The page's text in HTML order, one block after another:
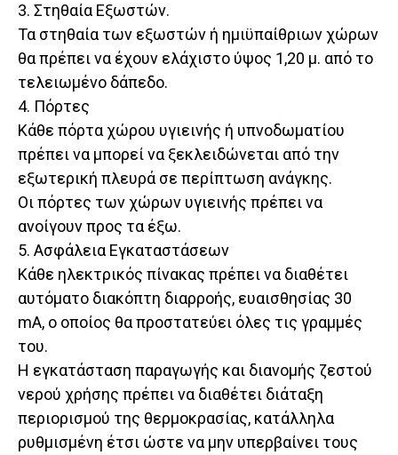
3. Στηθαία Εξωστών.
Τα στηθαία των εξωστών ή ημιϋπαίθριων χώρων
θα πρέπει να έχουν ελάχιστο ύψος 1,20 μ. από το
τελειωμένο δάπεδο.
4. Πόρτες
Κάθε πόρτα χώρου υγιεινής ή υπνοδωματίου
πρέπει να μπορεί να ξεκλειδώνεται από την
εξωτερική πλευρά σε περίπτωση ανάγκης.
Οι πόρτες των χώρων υγιεινής πρέπει να
ανοίγουν προς τα έξω.
5. Ασφάλεια Εγκαταστάσεων
Κάθε ηλεκτρικός πίνακας πρέπει να διαθέτει
αυτόματο διακόπτη διαρροής, ευαισθησίας 30
mA, ο οποίος θα προστατεύει όλες τις γραμμές
του.
Η εγκατάσταση παραγωγής και διανομής ζεστού
νερού χρήσης πρέπει να διαθέτει διάταξη
περιορισμού της θερμοκρασίας, κατάλληλα
ρυθμισμένη έτσι ώστε να μην υπερβαίνει τους